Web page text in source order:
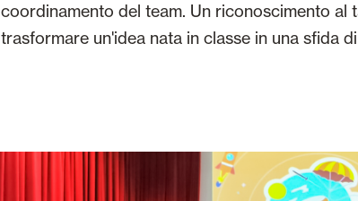
coordinamento del team. Un riconoscimento al
trasformare un'idea nata in classe in una sfida